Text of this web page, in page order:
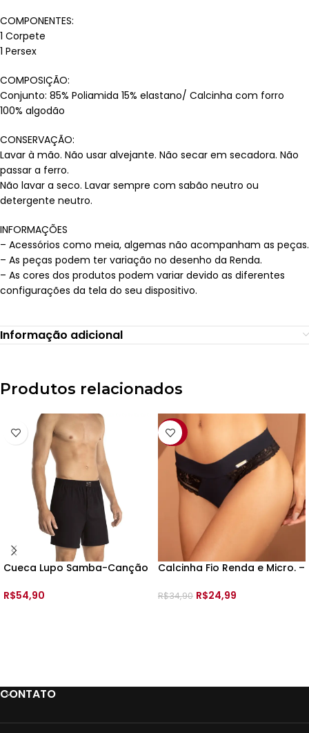
COMPONENTES:
1 Corpete
1 Persex
COMPOSIÇÃO:
Conjunto: 85% Poliamida 15% elastano/ Calcinha com forro
100% algodão
CONSERVAÇÃO:
Lavar à mão. Não usar alvejante. Não secar em secadora. Não
passar a ferro.
Não lavar a seco. Lavar sempre com sabão neutro ou
detergente neutro.
INFORMAÇÕES
– Acessórios como meia, algemas não acompanham as peças.
– As peças podem ter variação no desenho da Renda.
– As cores dos produtos podem variar devido as diferentes
configurações da tela do seu dispositivo.
Informação adicional
Produtos relacionados
Cueca Lupo Samba-Canção
R$54,90
-28%
Calcinha Fio Renda e Micro. –
R$34,90 R$24,99
CONTATO